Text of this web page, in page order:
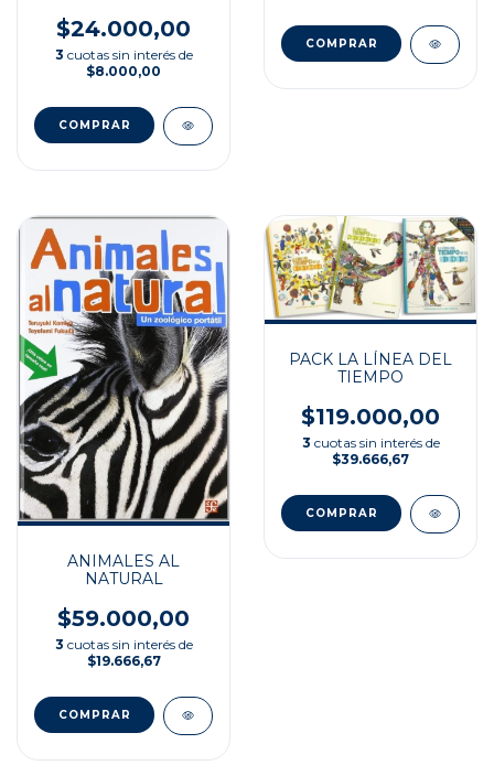
$24.000,00
3 cuotas sin interés de
$8.000,00
ANIMALES AL
NATURAL
$59.000,00
3 cuotas sin interés de
$19.666,67
PACK LA LÍNEA DEL
TIEMPO
$119.000,00
3 cuotas sin interés de
$39.666,67